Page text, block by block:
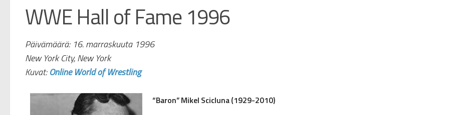
WWE Hall of Fame 1996
Päivämäärä: 16. marraskuuta 1996
New York City, New York
Kuvat:Online World of Wrestling
“Baron” Mikel Scicluna (1929-2010)